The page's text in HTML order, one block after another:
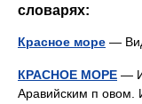
словарях:
Красное море —
КРАСНОЕ МОРЕ —
Аравийским п овом.